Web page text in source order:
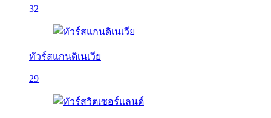
32
ทัวร์สแกนดิเนเวีย
29